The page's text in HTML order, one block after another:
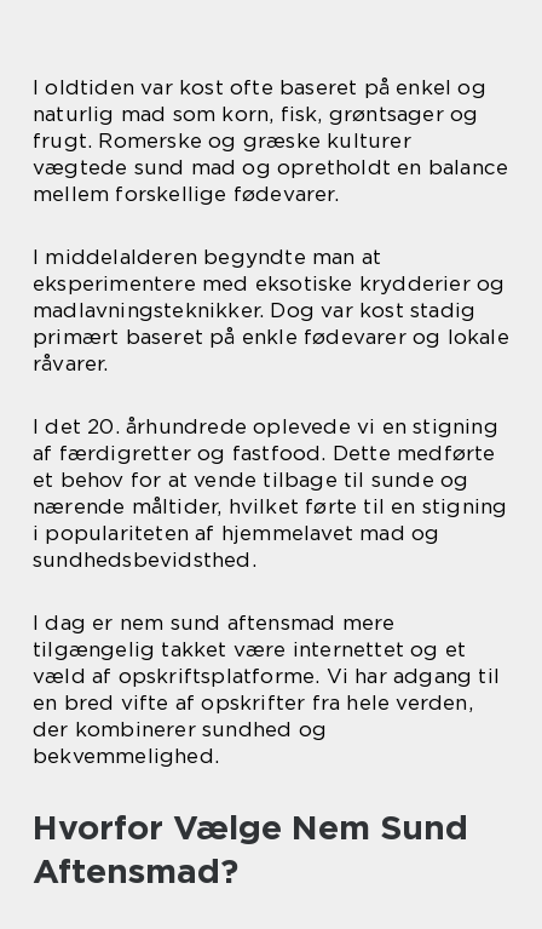
I oldtiden var kost ofte baseret på enkel og
naturlig mad som korn, fisk, grøntsager og
frugt. Romerske og græske kulturer
vægtede sund mad og opretholdt en balance
mellem forskellige fødevarer.
I middelalderen begyndte man at
eksperimentere med eksotiske krydderier og
madlavningsteknikker. Dog var kost stadig
primært baseret på enkle fødevarer og lokale
råvarer.
I det 20. århundrede oplevede vi en stigning
af færdigretter og fastfood. Dette medførte
et behov for at vende tilbage til sunde og
nærende måltider, hvilket førte til en stigning
i populariteten af hjemmelavet mad og
sundhedsbevidsthed.
I dag er nem sund aftensmad mere
tilgængelig takket være internettet og et
væld af opskriftsplatforme. Vi har adgang til
en bred vifte af opskrifter fra hele verden,
der kombinerer sundhed og
bekvemmelighed.
Hvorfor Vælge Nem Sund
Aftensmad?